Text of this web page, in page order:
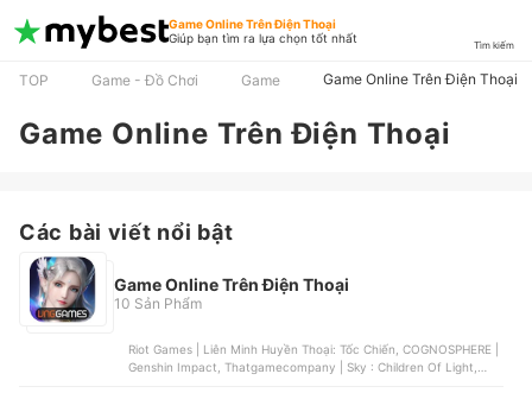
Game Online Trên Điện Thoại
Giúp bạn tìm ra lựa chọn tốt nhất
Tìm kiếm
TOP Game - Đồ Chơi Game Game Online Trên Điện Thoại
Game Online Trên Điện Thoại
Các bài viết nổi bật
Game Online Trên Điện Thoại
10 Sản Phẩm
Riot Games | Liên Minh Huyền Thoại: Tốc Chiến, COGNOSPHERE |
Genshin Impact, Thatgamecompany | Sky : Children Of Light,